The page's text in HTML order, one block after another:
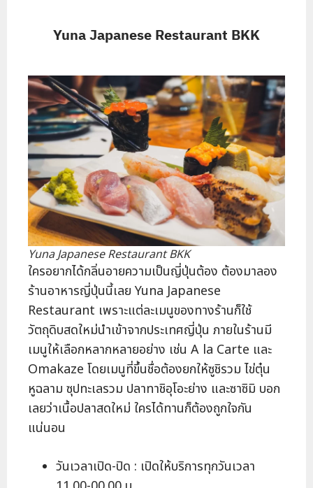
Yuna Japanese Restaurant BKK
Yuna Japanese Restaurant BKK
ใครอยากได้กลิ่นอายความเป็นญี่ปุ่นต้อง ต้องมาลอง
ร้านอาหารญี่ปุ่นนี้เลย Yuna Japanese
Restaurant เพราะแต่ละเมนูของทางร้านก็ใช้
วัตถุดิบสดใหม่นำเข้าจากประเทศญี่ปุ่น ภายในร้านมี
เมนูให้เลือกหลากหลายอย่าง เช่น A la Carte และ
Omakaze โดยเมนูที่ขึ้นชื่อต้องยกให้ซูชิรวม ไข่ตุ๋น
หูฉลาม ซุปทะเลรวม ปลาทาชิอุโอะย่าง และซาซิมิ บอก
เลยว่าเนื้อปลาสดใหม่ ใครได้ทานก็ต้องถูกใจกัน
แน่นอน
วันเวลาเปิด-ปิด : เปิดให้บริการทุกวันเวลา